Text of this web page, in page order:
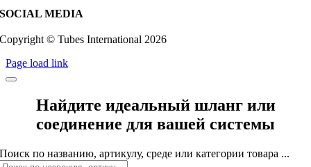
SOCIAL MEDIA
Copyright © Tubes International 2026
Page load link
Найдите идеальный шланг или
соединение для вашей системы
Поиск по названию, артикулу, среде или категории товара ...